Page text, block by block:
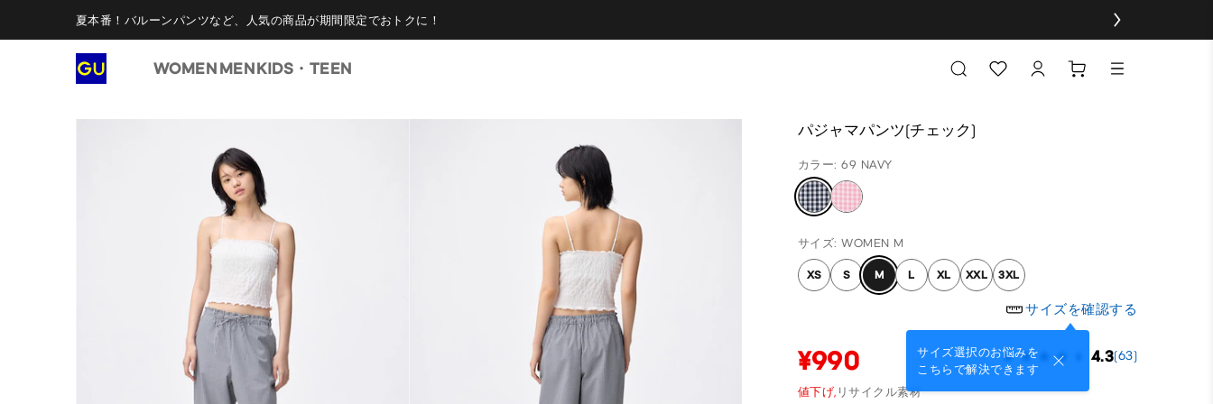
夏本番！バルーンパンツなど、人気の商品が期間限定でおトクに！
WOMEN MENKIDS・TEEN
パジャマパンツ(チェック)
カラー: 69 NAVY
サイズ: WOMEN M
XS S M L XL XXL 3XL
サイズを確認する
サイズ選択のお悩みを
こちらで解決できます
¥990 4.3(63)
値下げ, リサイクル素材